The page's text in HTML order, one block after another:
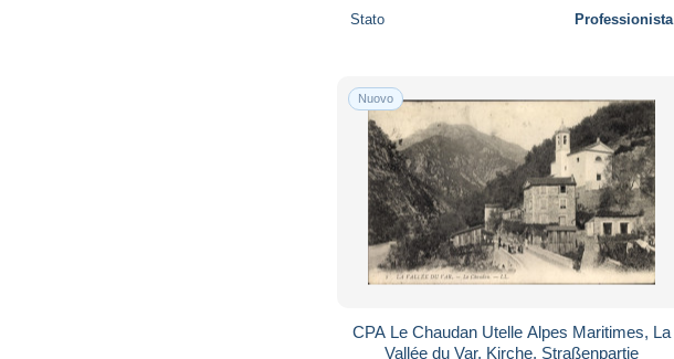
Stato Professionista
Nuovo
CPA Le Chaudan Utelle Alpes Maritimes, La
Vallée du Var, Kirche, Straßenpartie